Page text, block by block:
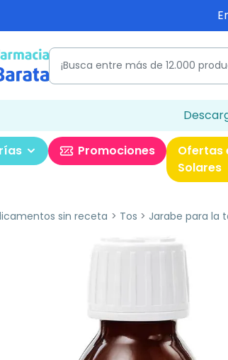
Promociones
Ofertas
Solares
sin receta Tos Jarabe para la